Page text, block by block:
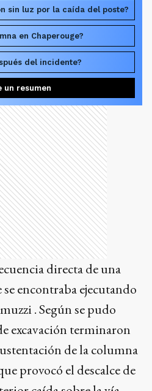
sin luz por la caída del poste?
en Chaperouge?
del incidente?
un resumen
directa de una
se encontraba ejecutando
. Según se pudo
excavación terminaron
de la columna
provocó el descalce de